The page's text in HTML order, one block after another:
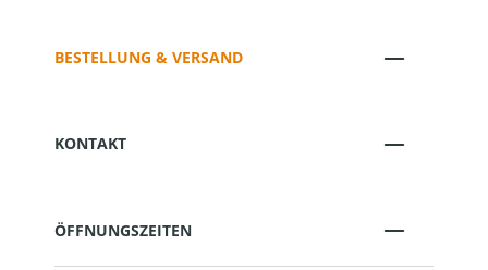
BESTELLUNG & VERSAND
KONTAKT
ÖFFNUNGSZEITEN